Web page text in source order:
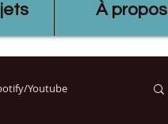
À propos
Youtube